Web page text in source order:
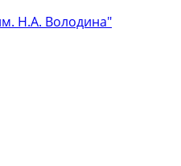
Н.А. Володина"